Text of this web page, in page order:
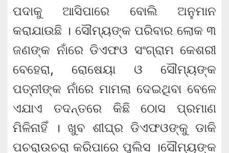
ପଦାକୁ ଆସିପାରେ ବୋଲି ଅନୁମାନ
କରାଯାଉଛି । ସୌମ୍ୟଙ୍କ ପରିବାର ଲୋକ ୩
ଜଣଙ୍କ ନାଁରେ ଡିଏଫଓ ସଂଗ୍ରାମ କେଶରୀ
ବେହେରା, ରୋଷେୟା ଓ ସୌମ୍ୟଙ୍କ
ପତ୍ନୀଙ୍କ ନାଁରେ ମାମଲା ଦେଇଥିବା ବେଳେ
ଏଯାଏ ତଦନ୍ତରେ କିଛି ଠୋସ ପ୍ରମାଣ
ମିଳିନାହିଁ । ଖୁବ ଶୀଘ୍ର ଡିଏଫଓଙ୍କୁ ଡାକି
ପଚରାଉଚରା କରିପାରେ ପୁଲିସ ।ସୌମ୍ୟଙ୍କ